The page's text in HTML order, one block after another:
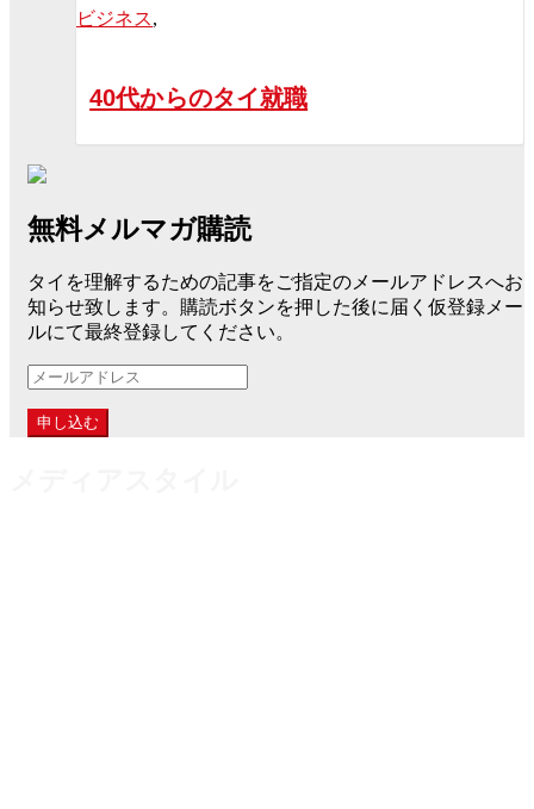
ビジネス,
40代からのタイ就職
無料メルマガ購読
タイを理解するための記事をご指定のメールアドレスへお
知らせ致します。購読ボタンを押した後に届く仮登録メー
ルにて最終登録してください。
メ
ル